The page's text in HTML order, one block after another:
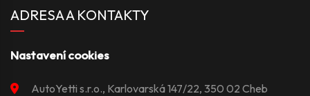
ADRESA A KONTAKTY
Nastavení cookies
AutoYetti s.r.o., Karlovarská 147/22, 350 02 Cheb